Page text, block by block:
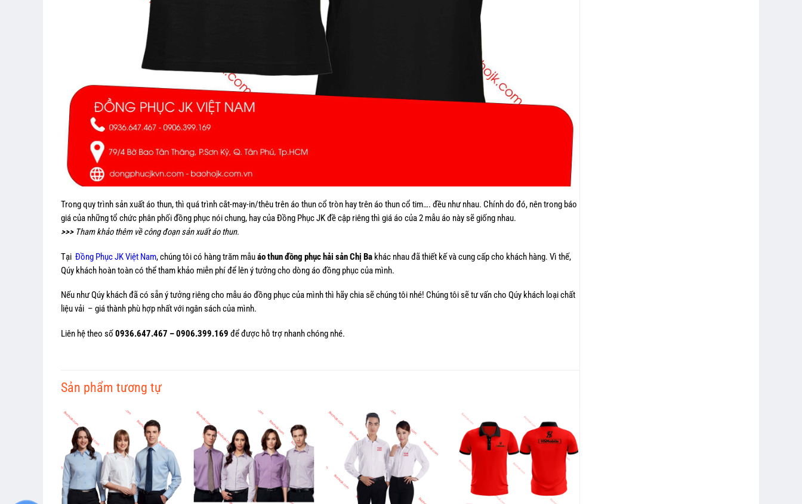
Trong quy trình sản xuất áo thun, thì quá trình cắt-may-in/thêu trên áo thun cổ tròn hay trên áo thun cổ tim…. đều như nhau. Chính do đó, nên trong báo
giá của những tổ chức phân phối đồng phục nói chung, hay của Đồng Phục JK đề cập riêng thì giá áo của 2 mẫu áo này sẽ giống nhau.
>>> Tham khảo thêm về công đoạn sản xuất áo thun.
Tại Đồng Phục JK Việt Nam, chúng tôi có hàng trăm mẫuáo thun đồng phục hải sản Chị Ba khác nhau đã thiết kế và cung cấp cho khách hàng. Vì thế,
Qúy khách hoàn toàn có thể tham khảo miễn phí để lên ý tưởng cho dòng áo đồng phục của mình.
Nếu như Qúy khách đã có sẵn ý tưởng riêng cho mẫu áo đồng phục của mình thì hãy chia sẽ chúng tôi nhé! Chúng tôi sẽ tư vấn cho Qúy khách loại chất
liệu vải – giá thành phù hợp nhất với ngân sách của mình.
Liên hệ theo số 0936.647.467 – 0906.399.169 để được hỗ trợ nhanh chóng nhé.
Sản phẩm tương tự